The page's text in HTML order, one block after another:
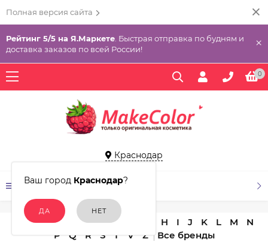
Полная версия сайта
Рейтинг 5/5 на Я.Маркете . Быстрая отправка по будням и
доставка заказов по всей России!
×
0
Краснодар
Ваш город Краснодар?
КАТАЛОГ ТОВАРОВ
A C D E H I J K L M
N
P
Q R S T V Z